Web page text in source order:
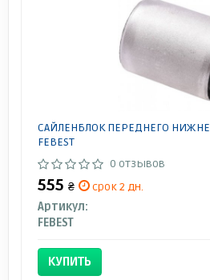
САЙЛЕНБЛОК ПЕРЕДНЕГО
FEBEST
0 отзывов
555 ₴
срок 2 дн.
Артикул:
FEBEST
КУПИТЬ